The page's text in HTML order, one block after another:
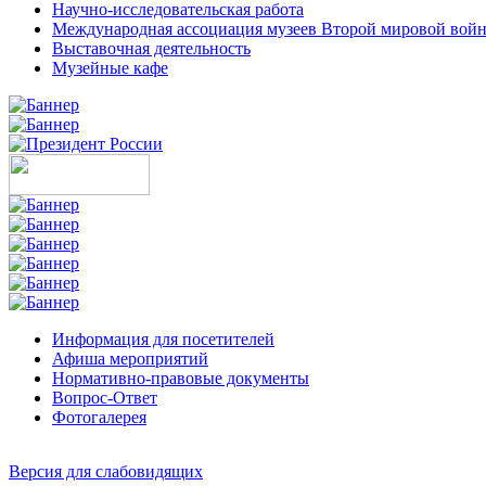
Научно-исследовательская работа
Международная ассоциация музеев Второй мировой
Выставочная деятельность
Музейные кафе
Информация для посетителей
Афиша мероприятий
Нормативно-правовые документы
Вопрос-Ответ
Фотогалерея
Версия для слабовидящих